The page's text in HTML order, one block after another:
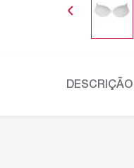
DESCRIÇÃO